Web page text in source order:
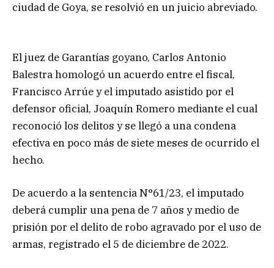
ciudad de Goya, se resolvió en un juicio abreviado.
El juez de Garantías goyano, Carlos Antonio
Balestra homologó un acuerdo entre el fiscal,
Francisco Arrúe y el imputado asistido por el
defensor oficial, Joaquín Romero mediante el cual
reconoció los delitos y se llegó a una condena
efectiva en poco más de siete meses de ocurrido el
hecho.
De acuerdo a la sentencia N°61/23, el imputado
deberá cumplir una pena de 7 años y medio de
prisión por el delito de robo agravado por el uso de
armas, registrado el 5 de diciembre de 2022.